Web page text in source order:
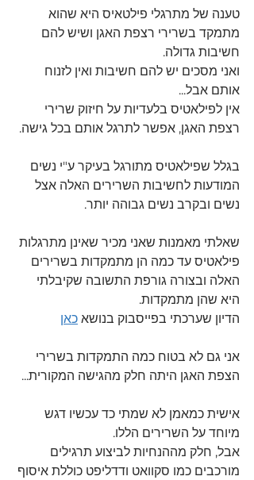
טענה של מתרגלי פילטאיס היא שהוא
מתמקד בשרירי רצפת האגן ושיש להם
חשיבות גדולה.
ואני מסכים יש להם חשיבות ואין לזנוח
אותם אבל...
אין לפילאטיס בלעדיות על חיזוק שרירי
רצפת האגן, אפשר לתרגל אותם בכל גישה.
בגלל שפילאטיס מתורגל בעיקר ע"י נשים
המודעות לחשיבות השרירים האלה אצל
נשים ובקרב נשים גבוהה יותר.
שאלתי מאמנות שאני מכיר שאינן מתרגלות
פילאטיס עד כמה הן מתמקדות בשרירים
האלה ובצורה גורפת התשובה שקיבלתי
היא שהן מתמקדות.
הדיון שערכתי בפייסבוק בנושא כאן
אני גם לא בטוח כמה התמקדות בשרירי
הצפת האגן היתה חלק מהגישה המקורית...
אישית כמאמן לא שמתי כד עכשיו דגש
מיוחד על השרירים הללו.
אבל, חלק מההנחיות לביצוע תרגילים
מורכבים כמו סקוואט ודדליפט כוללת איסוף